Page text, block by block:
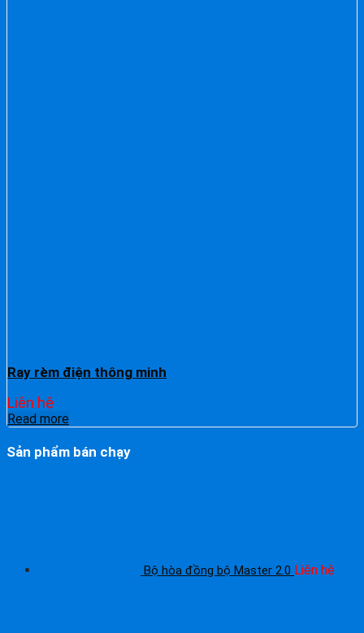
Ray rèm điện thông minh
Liên hệ
Read more
Sản phẩm bán chạy
Bộ hòa đồng bộ Master 2.0 Liên hệ